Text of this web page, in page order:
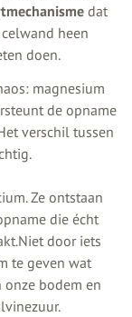
dat
heen
doen.
magnesium
de opname
verschil tussen
Ze ontstaan
die écht
door iets
te geven wat
bodem en